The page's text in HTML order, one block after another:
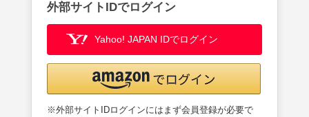
外部サイトIDでログイン
Yahoo! JAPAN IDでログイン
※外部サイトIDログインにはまず会員登録が必要で